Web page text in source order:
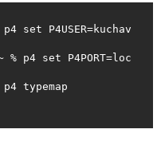
p4 set P4USER=kuchav
% p4 set P4PORT=loc
p4 typemap